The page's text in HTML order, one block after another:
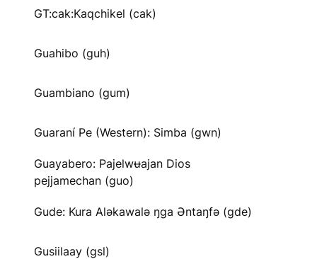
GT:cak:Kaqchikel (cak)
Guahibo (guh)
Guambiano (gum)
Guaraní Pe (Western): Simba (gwn)
Guayabero: Pajelwʉajan Dios
pejjamechan (guo)
Gude: Kura Aləkawalə ŋga Əntaŋfə (gde)
Gusiilaay (gsl)